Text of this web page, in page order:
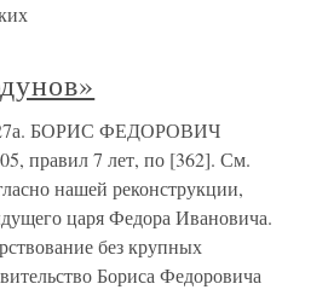
27а. БОРИС ФЕДОРОВИЧ
правил 7 лет, по [362]. См.
нашей реконструкции,
царя Федора Ивановича.
без крупных
Бориса Федоровича